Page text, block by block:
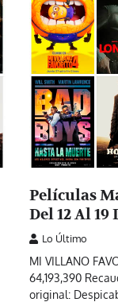
Películas
Del 12 Al 19
Lo Último
MI VILLANO
64,193,390
original: